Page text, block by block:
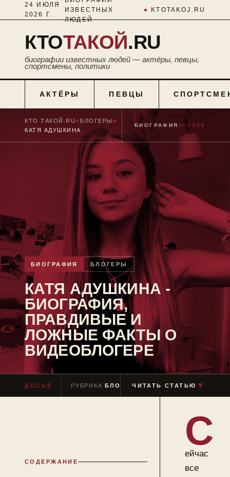
24 ИЮЛЯ
2026 Г.
ИЗВЕСТНЫХ
ЛЮДЕЙ
● KTOTAKOJ.RU
КТОТАКОЙ.RU
биографии известных людей — актёры, певцы,
спортсмены, политики
АКТЁРЫ ПЕВЦЫ
КТО ТАКОЙ.RU■ БЛОГЕРЫ ■
КАТЯ АДУШКИНА
БИОГРАФИЯ № 0538
БИОГРАФИЯ БЛОГЕРЫ
КАТЯ АДУШКИНА -
БИОГРАФИЯ,
ПРАВДИВЫЕ И
ЛОЖНЫЕ ФАКТЫ О
ВИДЕОБЛОГЕРЕ
ДОСЬЕ РУБРИКАБЛОГЕРЫ ЧТЕНИЕ≈ 8 МИН
ЧИТАТЬ СТАТЬЮ ▼
СОДЕРЖАНИЕ
С
ейчас
все